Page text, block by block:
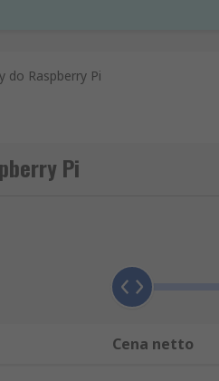
do Raspberry Pi
Pi
Cena netto